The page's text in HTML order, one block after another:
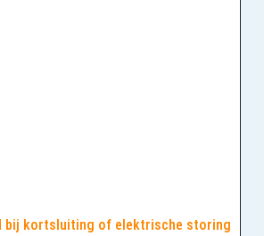
bij kortsluiting of elektrische storing